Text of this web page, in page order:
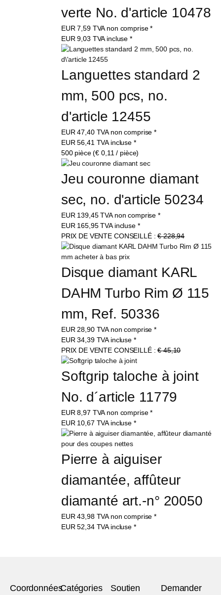
verte No. d'article 10478
EUR7,59 TVA non comprise *
EUR9,03 TVA incluse *
Languettes standard 2
mm, 500 pcs, no.
d'article 12455
EUR47,40 TVA non comprise *
EUR56,41 TVA incluse *
500 pièce (€ 0,11 / pièce)
Jeu couronne diamant
sec, no. d'article 50234
EUR 139,45TVA non comprise *
EUR 165,95TVA incluse *
PRIX DE VENTE CONSEILLÉ :€ 228,94
Disque diamant KARL
DAHM Turbo Rim Ø 115
mm, Ref. 50336
EUR 28,90 TVA non comprise *
EUR34,39 TVA incluse *
PRIX DE VENTE CONSEILLÉ :€ 45,10
Softgrip taloche à joint
No. d´article 11779
EUR8,97 TVA non comprise *
EUR 10,67 TVA incluse *
Pierre à aiguiser
diamantée, affûteur
diamanté art.-n° 20050
EUR43,98 TVA non comprise *
EUR52,34 TVA incluse *
CoordonnéesCatégories Soutien
Demander